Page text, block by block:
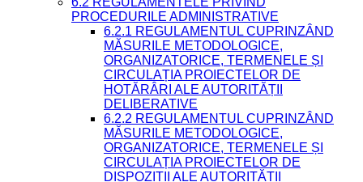
PROCEDURILE ADMINISTRATIVE
6.2.1 REGULAMENTUL CUPRINZÂND
MĂSURILE METODOLOGICE,
ORGANIZATORICE, TERMENELE ȘI
CIRCULAȚIA PROIECTELOR DE
HOTĂRÂRI ALE AUTORITĂȚII
DELIBERATIVE
6.2.2 REGULAMENTUL CUPRINZÂND
MĂSURILE METODOLOGICE,
ORGANIZATORICE, TERMENELE ȘI
CIRCULAȚIA PROIECTELOR DE
DISPOZIȚII ALE AUTORITĂȚII